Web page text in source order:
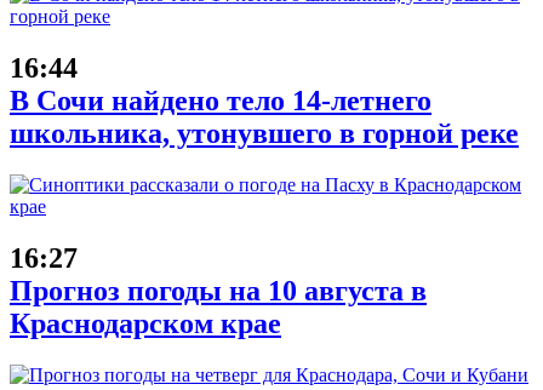
16:44
В Сочи найдено тело 14-летнего
школьника, утонувшего в горной реке
16:27
Прогноз погоды на 10 августа в
Краснодарском крае